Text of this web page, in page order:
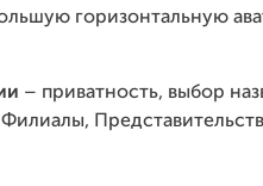
горизонтальную
– приватность, выбор